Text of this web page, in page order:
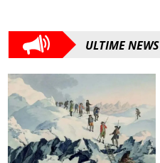
ULTIME NEWS